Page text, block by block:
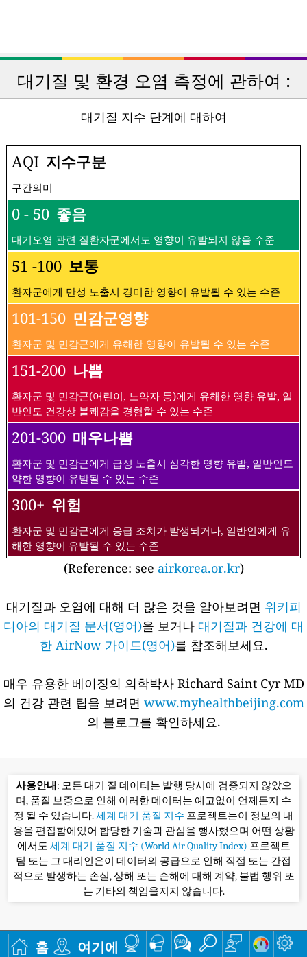
대기질 및 환경 오염 측정에 관하여 :
대기질 지수 단계에 대하여
AQI 지수구분
구간의미
0 - 50 좋음
대기오염 관련 질환자군에서도 영향이 유발되지 않을 수준
51 -100 보통
환자군에게 만성 노출시 경미한 영향이 유발될 수 있는 수준
101-150 민감군영향
환자군 및 민감군에게 유해한 영향이 유발될 수 있는 수준
151-200 나쁨
환자군 및 민감군(어린이, 노약자 등)에게 유해한 영향 유발, 일
반인도 건강상 불쾌감을 경험할 수 있는 수준
201-300 매우나쁨
환자군 및 민감군에게 급성 노출시 심각한 영향 유발, 일반인도
약한 영향이 유발될 수 있는 수준
300+ 위험
환자군 및 민감군에게 응급 조치가 발생되거나, 일반인에게 유
해한 영향이 유발될 수 있는 수준
(Reference: see airkorea.or.kr)
대기질과 오염에 대해 더 많은 것을 알아보려면 위키피
디아의 대기질 문서(영어)을 보거나 대기질과 건강에 대
한 AirNow 가이드(영어)를 참조해보세요.
매우 유용한 베이징의 의학박사 Richard Saint Cyr MD
의 건강 관련 팁을 보려면 www.myhealthbeijing.com
의 블로그를 확인하세요.
사용안내: 모든 대기 질 데이터는 발행 당시에 검증되지 않았으
며, 품질 보증으로 인해 이러한 데이터는 예고없이 언제든지 수
정 될 수 있습니다.세계 대기 품질 지수 프로젝트는이 정보의 내
용을 편집함에있어 합당한 기술과 관심을 행사했으며 어떤 상황
에서도 세계 대기 품질 지수 (World Air Quality Index) 프로젝트
팀 또는 그 대리인은이 데이터의 공급으로 인해 직접 또는 간접
적으로 발생하는 손실, 상해 또는 손해에 대해 계약, 불법 행위 또
는 기타의 책임을지지 않습니다.
홈 여기에